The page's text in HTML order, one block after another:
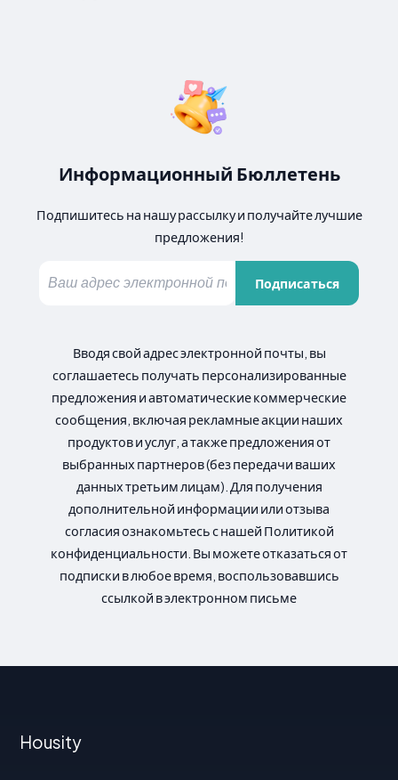
Информационный Бюллетень
Подпишитесь на нашу рассылку и получайте лучшие
предложения!
Подписаться
Вводя свой адрес электронной почты, вы
соглашаетесь получать персонализированные
предложения и автоматические коммерческие
сообщения, включая рекламные акции наших
продуктов и услуг, а также предложения от
выбранных партнеров (без передачи ваших
данных третьим лицам). Для получения
дополнительной информации или отзыва
согласия ознакомьтесь с нашей Политикой
конфиденциальности. Вы можете отказаться от
подписки в любое время, воспользовавшись
ссылкой в электронном письме
Housity